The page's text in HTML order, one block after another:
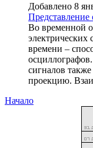
Добавлено 8
Представление
Во временной
электрических
времени –
сигналов
проекцию.
Начало